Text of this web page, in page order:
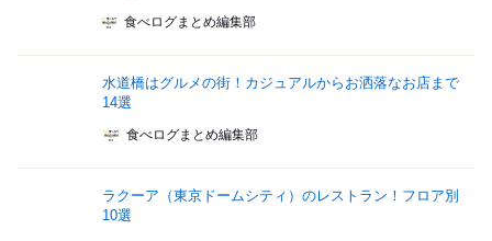
食べログまとめ編集部
水道橋はグルメの街！カジュアルからお洒落なお店まで
14選
食べログまとめ編集部
ラクーア（東京ドームシティ）のレストラン！フロア別
10選